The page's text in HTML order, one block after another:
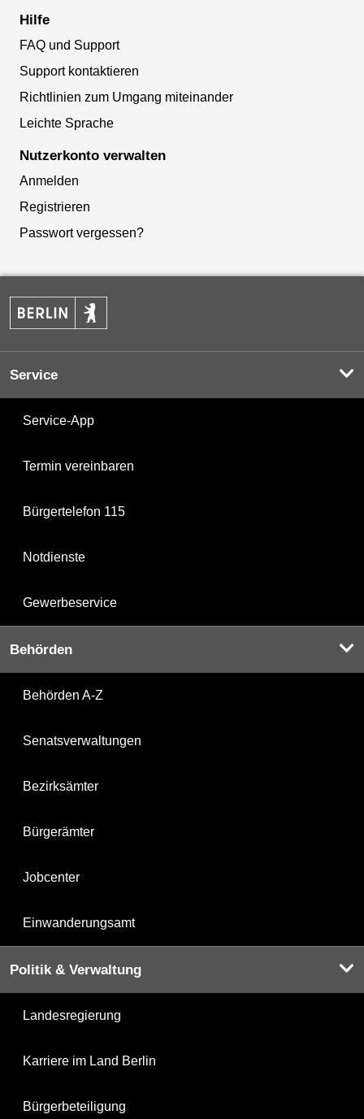
Hilfe
FAQ und Support
Support kontaktieren
Richtlinien zum Umgang miteinander
Leichte Sprache
Nutzerkonto verwalten
Anmelden
Registrieren
Passwort vergessen?
Service
Service-App
Termin vereinbaren
Bürgertelefon 115
Notdienste
Gewerbeservice
Behörden
Behörden A-Z
Senatsverwaltungen
Bezirksämter
Bürgerämter
Jobcenter
Einwanderungsamt
Politik & Verwaltung
Landesregierung
Karriere im Land Berlin
Bürgerbeteiligung